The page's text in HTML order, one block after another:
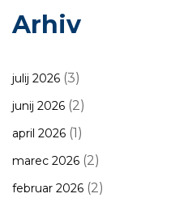
Arhiv
julij 2026 (3)
junij 2026 (2)
april 2026 (1)
marec 2026 (2)
februar 2026 (2)